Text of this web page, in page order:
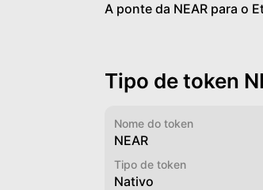
A ponte da NEAR para o
Tipo de token
Nome do token
NEAR
Tipo de token
Nativo